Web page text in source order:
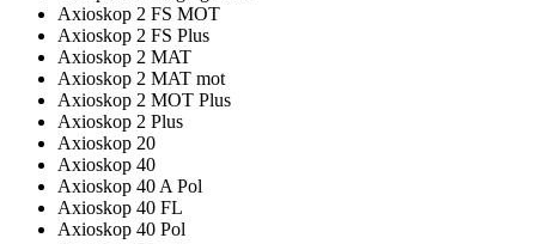
Axioskop 2 FS MOT
Axioskop 2 FS Plus
Axioskop 2 MAT
Axioskop 2 MAT mot
Axioskop 2 MOT Plus
Axioskop 2 Plus
Axioskop 20
Axioskop 40
Axioskop 40 A Pol
Axioskop 40 FL
Axioskop 40 Pol